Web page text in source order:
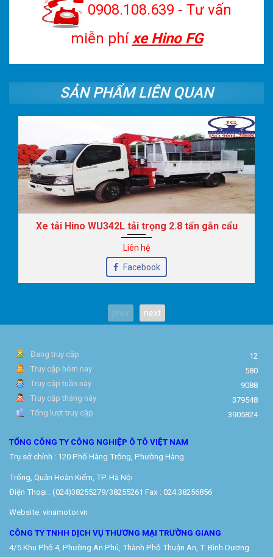
0908.108.639 - Tư vấn
miễn phíxe Hino FG
SẢN PHẨM LIÊN QUAN
Xe tải Hino WU342L tải trọng 2.8 tấn gắn cẩu
Liên hệ
Facebook
next
Đang truy cập
12
Truy cập hôm nay
580
Truy cập tuần này
9088
Truy cập tháng này
379548
Tổng lượt truy cập
3905824
TỔNG CÔNG TY CÔNG NGHIỆP Ô TÔ VIỆT NAM
Trụ sở chính : 120 Phố Hàng Trống, Phường Hàng
Trống, Quận Hoàn Kiếm, TP. Hà Nội
Điện Thoại : (024)38255279/38255261 Fax : 024.38256856
Website: vinamotor.vn
CÔNG TY TNHH DỊCH VỤ THƯƠNG MẠI TRƯỜNG GIANG
4/5 Khu Phố 4, Phường An Phú, Thành Phố Thuận An, T. Bình Dương